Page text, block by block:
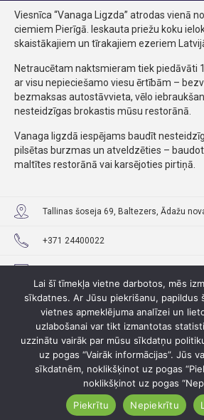
Tallinas šoseja 69, Baltezers, Ādažu
+371 24400022
www.vanagaligzda.lv
Viesnīca “Vanaga Ligzda” atrodas vienā
ciemiem Pierīgā. Ieskauta priežu koku
skaistākajiem un tīrakajiem ezeriem
Netraucētam naktsmieram tiek piedāvāti
ar visu nepieciešamo viesu ērtībām –
bezmaksas autostāvvieta, vēlo
nesteidzīgas brokastis mūsu restorānā.
Vanaga ligzdā iespējams baudīt
pilsētas burzmas un atveldzēties –
maltītes restorānā vai karsējoties pirtiņā.
Lai šī tīmekļa vietne darbotos, mēs
sīkdatnes. Ar Jūsu piekrišanu, papildus
vietnes apmeklējuma analīzei un
uzlabošanai var tikt izmantotas
uzzinātu vairāk par mūsu sīkdatņu
uz pogas “Vairāk informācijas”. Jūs
sīkdatnēm, noklikšķinot uz pogas
noklikšķinot uz pogas
Piekrītu
Nepiekrītu